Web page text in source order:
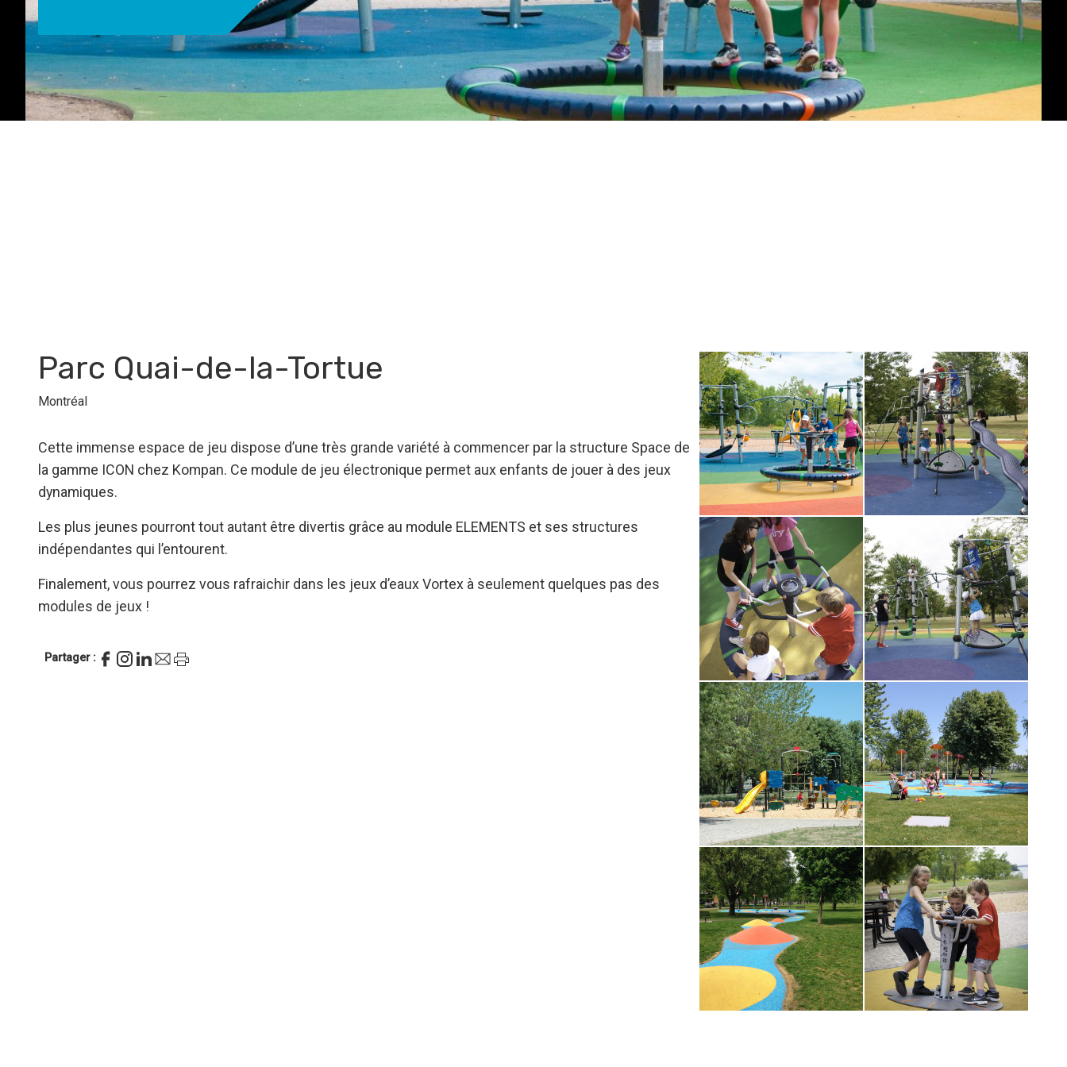
Parc Quai-de-la-Tortue
Montréal
Cette immense espace de jeu dispose d’une très grande variété à commencer par la structure Space de
la gamme ICON chez Kompan. Ce module de jeu électronique permet aux enfants de jouer à des jeux
dynamiques.
Les plus jeunes pourront tout autant être divertis grâce au module ELEMENTS et ses structures
indépendantes qui l’entourent.
Finalement, vous pourrez vous rafraichir dans les jeux d’eaux Vortex à seulement quelques pas des
modules de jeux !
Partager :